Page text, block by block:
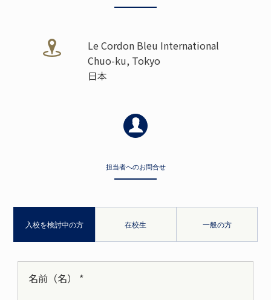
Le Cordon Bleu International
Chuo-ku, Tokyo
日本
担当者へのお問合せ
入校を検討中の方 在校生 一般の方
名前（名） *